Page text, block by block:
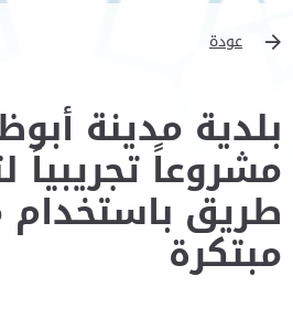
عودة
بلدية مدينة
مشروعاً تجريبياً
طريق باستخدام
مبتكرة